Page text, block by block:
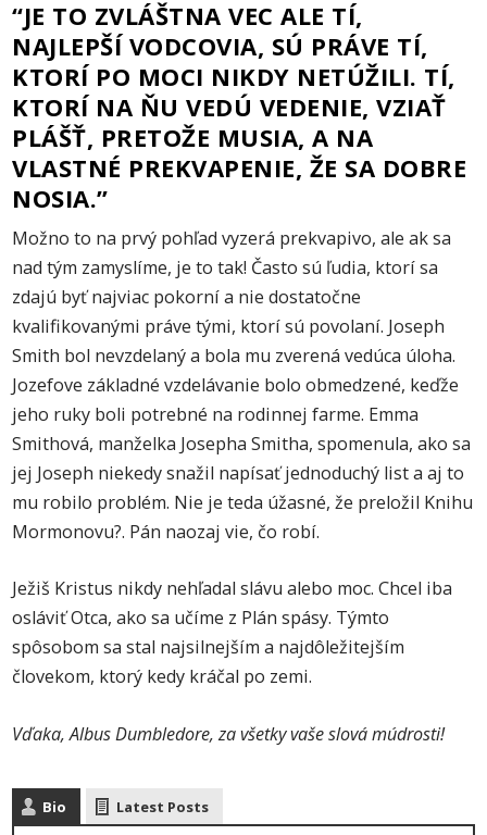
“JE TO ZVLÁŠTNA VEC ALE TÍ,
NAJLEPŠÍ VODCOVIA, SÚ PRÁVE TÍ,
KTORÍ PO MOCI NIKDY NETÚŽILI. TÍ,
KTORÍ NA ŇU VEDÚ VEDENIE, VZIAŤ
PLÁŠŤ, PRETOŽE MUSIA, A NA
VLASTNÉ PREKVAPENIE, ŽE SA DOBRE
NOSIA.”
Možno to na prvý pohľad vyzerá prekvapivo, ale ak sa
nad tým zamyslíme, je to tak! Často sú ľudia, ktorí sa
zdajú byť najviac pokorní a nie dostatočne
kvalifikovanými práve tými, ktorí sú povolaní. Joseph
Smith bol nevzdelaný a bola mu zverená vedúca úloha.
Jozefove základné vzdelávanie bolo obmedzené, keďže
jeho ruky boli potrebné na rodinnej farme. Emma
Smithová, manželka Josepha Smitha, spomenula, ako sa
jej Joseph niekedy snažil napísať jednoduchý list a aj to
mu robilo problém. Nie je teda úžasné, že preložil Knihu
Mormonovu?. Pán naozaj vie, čo robí.
Ježiš Kristus nikdy nehľadal slávu alebo moc. Chcel iba
osláviť Otca, ako sa učíme z Plán spásy. Týmto
spôsobom sa stal najsilnejším a najdôležitejším
človekom, ktorý kedy kráčal po zemi.
Vďaka, Albus Dumbledore, za všetky vaše slová múdrosti!
Bio Latest Posts